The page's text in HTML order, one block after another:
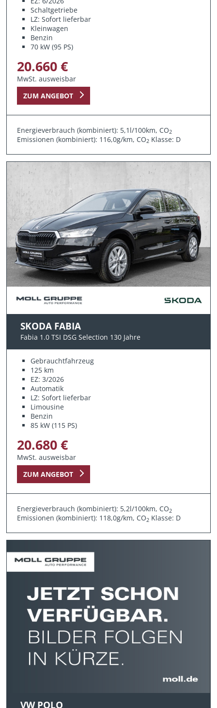
Schaltgetriebe
LZ: Sofort lieferbar
Kleinwagen
Benzin
70 kW (95 PS)
20.660 €
MwSt. ausweisbar
ZUM ANGEBOT
Energieverbrauch (kombiniert): 5,1l/100km, CO2
Emissionen (kombiniert): 116,0g/km, CO2 Klasse: D
SKODA FABIA
Fabia 1.0 TSI DSG Selection 130 Jahre
Gebrauchtfahrzeug
125 km
EZ: 3/2026
Automatik
LZ: Sofort lieferbar
Limousine
Benzin
85 kW (115 PS)
20.680 €
MwSt. ausweisbar
ZUM ANGEBOT
Energieverbrauch (kombiniert): 5,2l/100km, CO2
Emissionen (kombiniert): 118,0g/km, CO2 Klasse: D
VW POLO